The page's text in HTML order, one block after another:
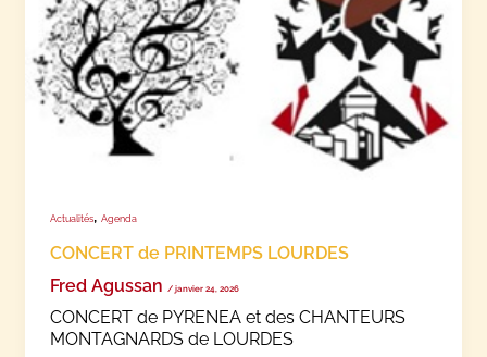
Actualités, Agenda
CONCERT de PRINTEMPS LOURDES
Fred Agussan / janvier 24, 2026
CONCERT de PYRENEA et des CHANTEURS
MONTAGNARDS de LOURDES